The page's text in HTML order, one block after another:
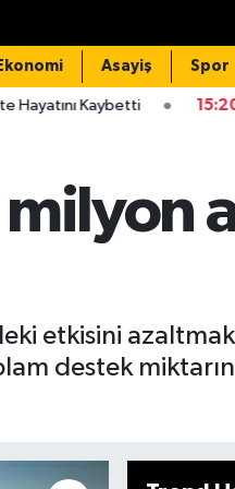
Asayiş Spor
15:20Elektrik
etkisini
destek